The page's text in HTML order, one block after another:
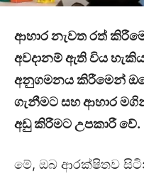
ආහාර නැවත රත්
අවදානම් ඇති විය
අනුගමනය කිරීමෙන්
ගැනීමට සහ ආහාර
අඩු කිරීමට උපකාරී වේ.
මේ, ඔබ ආරක්ෂිතව